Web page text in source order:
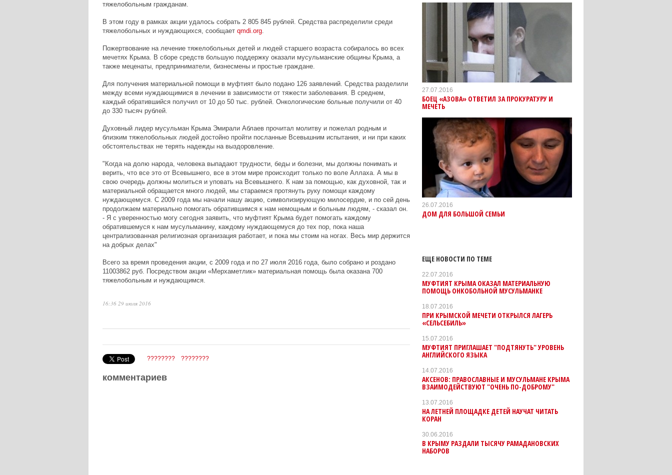
тяжелобольным гражданам.
В этом году в рамках акции удалось собрать 2 805 845 рублей. Средства распределили среди
тяжелобольных и нуждающихся, сообщает qmdi.org.
Пожертвование на лечение тяжелобольных детей и людей старшего возраста собиралось во всех
мечетях Крыма. В сборе средств большую поддержку оказали мусульманские общины Крыма, а
также меценаты, предприниматели, бизнесмены и простые граждане.
Для получения материальной помощи в муфтият было подано 126 заявлений. Средства разделили
между всеми нуждающимися в лечении в зависимости от тяжести заболевания. В среднем,
каждый обратившийся получил от 10 до 50 тыс. рублей. Онкологические больные получили от 40
до 330 тысяч рублей.
Духовный лидер мусульман Крыма Эмирали Аблаев прочитал молитву и пожелал родным и
близким тяжелобольных людей достойно пройти посланные Всевышним испытания, и ни при каких
обстоятельствах не терять надежды на выздоровление.
"Когда на долю народа, человека выпадают трудности, беды и болезни, мы должны понимать и
верить, что все это от Всевышнего, все в этом мире происходит только по воле Аллаха. А мы в
свою очередь должны молиться и уповать на Всевышнего. К нам за помощью, как духовной, так и
материальной обращается много людей, мы стараемся протянуть руку помощи каждому
нуждающемуся. С 2009 года мы начали нашу акцию, символизирующую милосердие, и по сей день
продолжаем материально помогать обратившимся к нам немощным и больным людям, - сказал он.
- Я с уверенностью могу сегодня заявить, что муфтият Крыма будет помогать каждому
обратившемуся к нам мусульманину, каждому нуждающемуся до тех пор, пока наша
централизованная религиозная организация работает, и пока мы стоим на ногах. Весь мир держится
на добрых делах"
Всего за время проведения акции, с 2009 года и по 27 июля 2016 года, было собрано и роздано
11003862 руб. Посредством акции «Мерхаметлик» материальная помощь была оказана 700
тяжелобольным и нуждающимся.
16:36 29 июля 2016
???????? ????????
комментариев
27.07.2016
БОЕЦ «АЗОВА» ОТВЕТИЛ ЗА ПРОКУРАТУРУ И
МЕЧЕТЬ
26.07.2016
ДОМ ДЛЯ БОЛЬШОЙ СЕМЬИ
ЕЩЕ НОВОСТИ ПО ТЕМЕ
22.07.2016
МУФТИЯТ КРЫМА ОКАЗАЛ МАТЕРИАЛЬНУЮ
ПОМОЩЬ ОНКОБОЛЬНОЙ МУСУЛЬМАНКЕ
18.07.2016
ПРИ КРЫМСКОЙ МЕЧЕТИ ОТКРЫЛСЯ ЛАГЕРЬ
«СЕЛЬСЕБИЛЬ»
15.07.2016
МУФТИЯТ ПРИГЛАШАЕТ "ПОДТЯНУТЬ" УРОВЕНЬ
АНГЛИЙСКОГО ЯЗЫКА
14.07.2016
АКСЕНОВ: ПРАВОСЛАВНЫЕ И МУСУЛЬМАНЕ КРЫМА
ВЗАИМОДЕЙСТВУЮТ "ОЧЕНЬ ПО-ДОБРОМУ"
13.07.2016
НА ЛЕТНЕЙ ПЛОЩАДКЕ ДЕТЕЙ НАУЧАТ ЧИТАТЬ
КОРАН
30.06.2016
В КРЫМУ РАЗДАЛИ ТЫСЯЧУ РАМАДАНОВСКИХ
НАБОРОВ